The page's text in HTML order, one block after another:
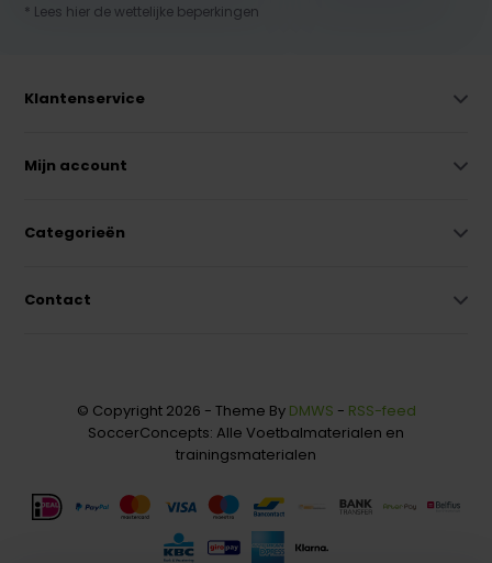
* Lees hier de wettelijke beperkingen
Klantenservice
Mijn account
Categorieën
Contact
© Copyright 2026 - Theme By DMWS - RSS-feed
SoccerConcepts: Alle Voetbalmaterialen en
trainingsmaterialen